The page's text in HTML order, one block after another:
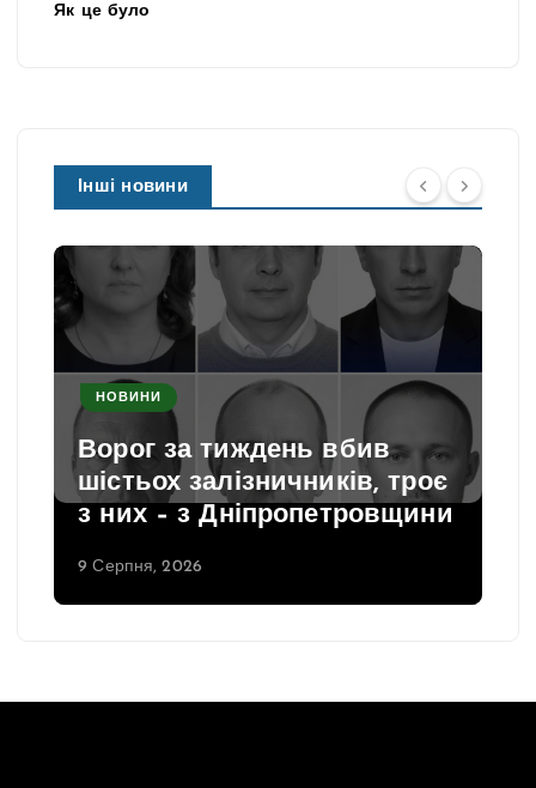
Як це було
Інші новини
НОВИНИ
Ворог за тиждень вбив
шістьох залізничників, троє
з них – з Дніпропетровщини
9 Серпня, 2026